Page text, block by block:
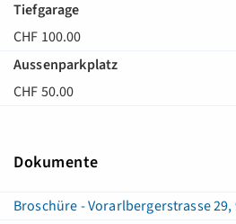
Tiefgarage
CHF 100.00
Aussenparkplatz
CHF 50.00
Dokumente
Broschüre - Vorarlbergerstrasse